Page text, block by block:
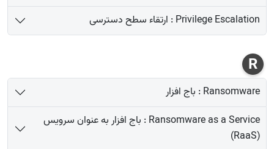
Privilege Escalation : ارتقاء سطح دسترسی
R
Ransomware : باج افزار
Ransomware as a Service : باج افزار به عنوان سرویس
(RaaS)